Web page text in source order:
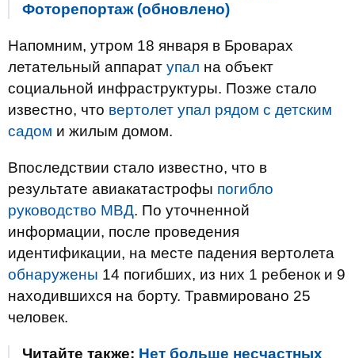
Фоторепортаж (обновлено)
Напомним, утром 18 января в Броварах
летательный аппарат упал на объект
социальной инфраструктуры. Позже стало
известно, что вертолет упал рядом с детским
садом и жилым домом.
Впоследствии стало известно, что в
результате авиакатастрофы погибло
руководство МВД. По уточненной
информации, после проведения
идентификации, на месте падения вертолета
обнаружены 14 погибших, из них 1 ребенок и 9
находившихся на борту. Травмировано 25
человек.
Читайте также: Нет больше несчастных